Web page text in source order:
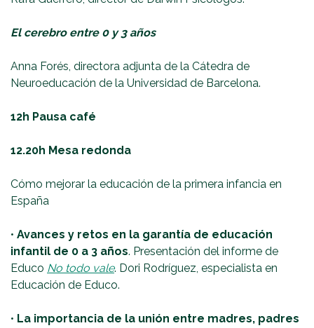
El cerebro entre 0 y 3 años
Anna Forés, directora adjunta de la Cátedra de
Neuroeducación de la Universidad de Barcelona.
12h Pausa café
12.20h Mesa redonda
Cómo mejorar la educación de la primera infancia en
España
• Avances y retos en la garantía de educación
infantil de 0 a 3 años. Presentación del informe de
Educo No todo vale. Dori Rodríguez, especialista en
Educación de Educo.
• La importancia de la unión entre madres, padres